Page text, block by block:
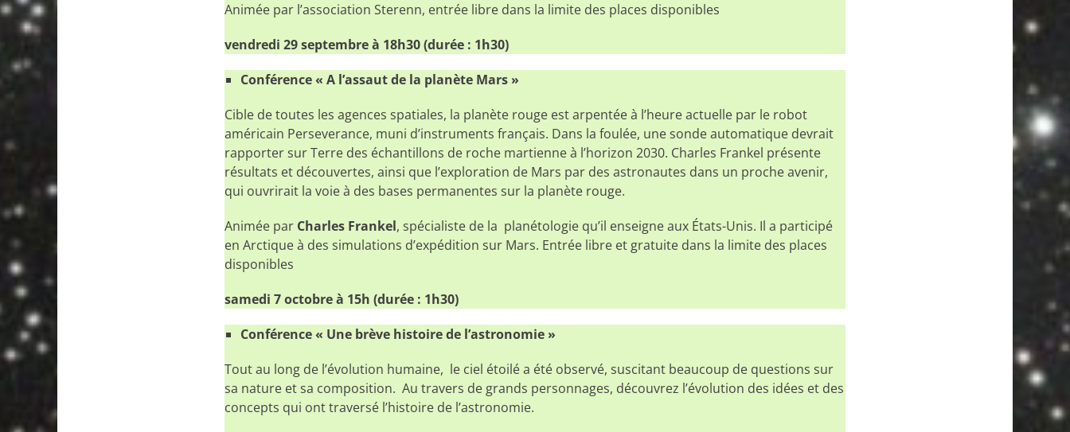
Animée par l’association Sterenn, entrée libre dans la limite des places disponibles
vendredi 29 septembre à 18h30 (durée : 1h30)
Conférence « A l’assaut de la planète Mars »
Cible de toutes les agences spatiales, la planète rouge est arpentée à l’heure actuelle par le robot
américain Perseverance, muni d’instruments français. Dans la foulée, une sonde automatique devrait
rapporter sur Terre des échantillons de roche martienne à l’horizon 2030. Charles Frankel présente
résultats et découvertes, ainsi que l’exploration de Mars par des astronautes dans un proche avenir,
qui ouvrirait la voie à des bases permanentes sur la planète rouge.
Animée par Charles Frankel, spécialiste de la planétologie qu’il enseigne aux États-Unis. Il a participé
en Arctique à des simulations d’expédition sur Mars. Entrée libre et gratuite dans la limite des places
disponibles
samedi 7 octobre à 15h (durée : 1h30)
Conférence « Une brève histoire de l’astronomie »
Tout au long de l’évolution humaine, le ciel étoilé a été observé, suscitant beaucoup de questions sur
sa nature et sa composition. Au travers de grands personnages, découvrez l’évolution des idées et des
concepts qui ont traversé l’histoire de l’astronomie.